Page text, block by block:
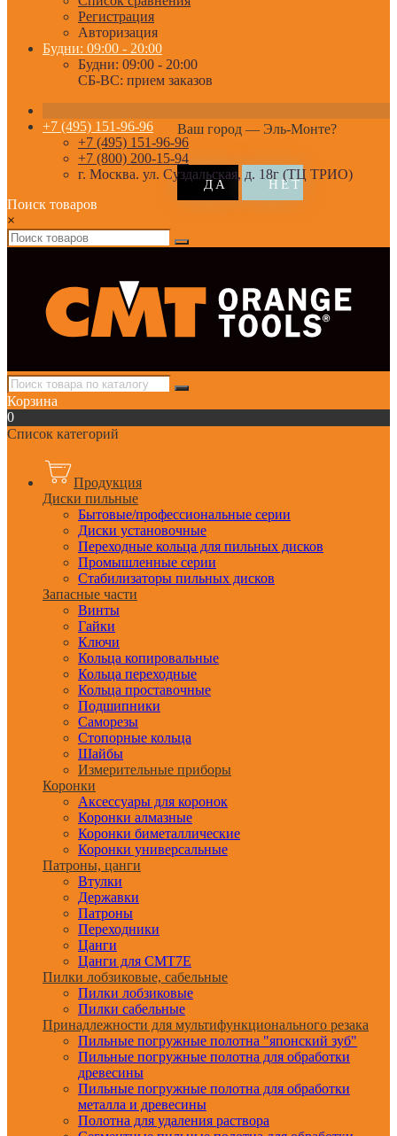
Регистрация
Авторизация
Будни: 09:00 - 20:00
Будни: 09:00 - 20:00
СБ-ВС: прием заказов
Ваш город — Эль-Монте?
+7 (495) 151-96-96
+7 (495) 151-96-96
+7 (800) 200-15-94
г. Москва. ул. Суздальская, д. 18г (ТЦ ТРИО)
Поиск товаров
×
Корзина
0
Список категорий
Продукция
Диски пильные
Бытовые/профессиональные серии
Диски установочные
Переходные кольца для пильных дисков
Промышленные серии
Стабилизаторы пильных дисков
Запасные части
Винты
Гайки
Ключи
Кольца копировальные
Кольца переходные
Кольца проставочные
Подшипники
Саморезы
Стопорные кольца
Шайбы
Измерительные приборы
Коронки
Аксессуары для коронок
Коронки алмазные
Коронки биметаллические
Коронки универсальные
Патроны, цанги
Втулки
Державки
Патроны
Переходники
Цанги
Цанги для CMT7E
Пилки лобзиковые, сабельные
Пилки лобзиковые
Пилки сабельные
Принадлежности для мультифункционального резака
Пильные погружные полотна "японский зуб"
Пильные погружные полотна для обработки
древесины
Пильные погружные полотна для обработки
металла и древесины
Полотна для удаления раствора